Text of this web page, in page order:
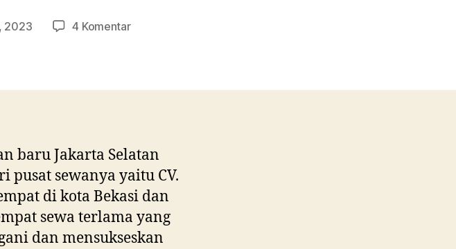
2023 4 Komentarpada
Kebayoran
baru Jakarta Selatan
pusat sewanya yaitu CV.
di kota Bekasi dan
sewa terlama yang
dan mensukseskan